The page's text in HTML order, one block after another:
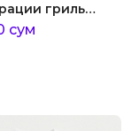
гриль
сум